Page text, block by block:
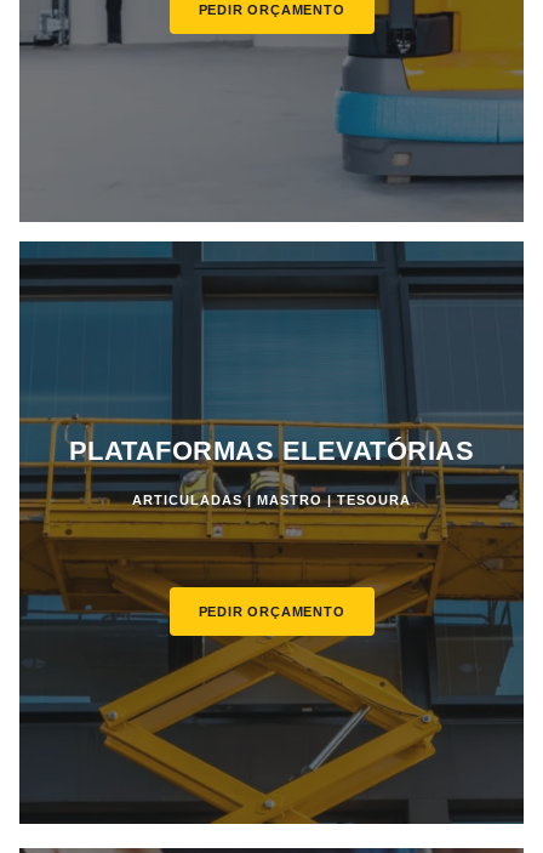
PEDIR ORÇAMENTO
PLATAFORMAS ELEVATÓRIAS
ARTICULADAS | MASTRO | TESOURA
PEDIR ORÇAMENTO